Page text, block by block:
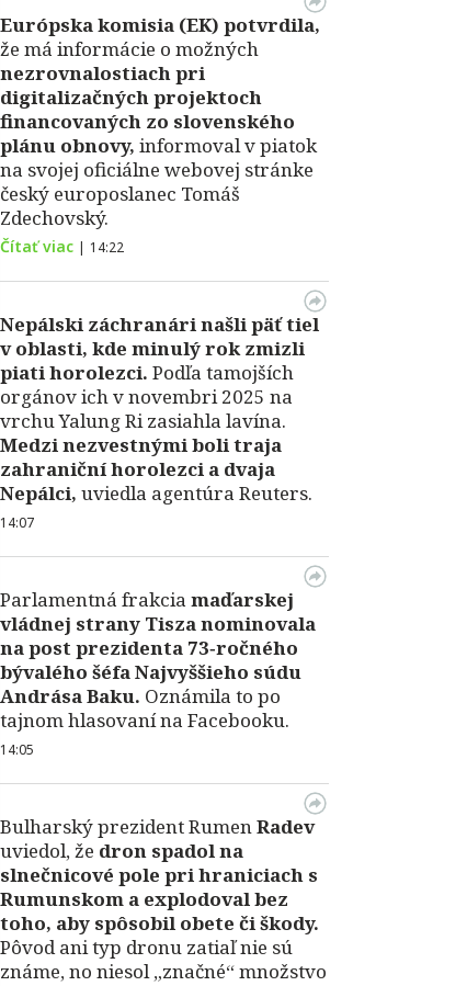
Európska komisia (EK) potvrdila,
že má informácie o možných
nezrovnalostiach pri
digitalizačných projektoch
financovaných zo slovenského
plánu obnovy, informoval v piatok
na svojej oficiálne webovej stránke
český europoslanec Tomáš
Zdechovský.
Čítať viac | 14:22
Nepálski záchranári našli päť tiel
v oblasti, kde minulý rok zmizli
piati horolezci. Podľa tamojších
orgánov ich v novembri 2025 na
vrchu Yalung Ri zasiahla lavína.
Medzi nezvestnými boli traja
zahraniční horolezci a dvaja
Nepálci, uviedla agentúra Reuters.
14:07
Parlamentná frakcia maďarskej
vládnej strany Tisza nominovala
na post prezidenta 73‑ročného
bývalého šéfa Najvyššieho súdu
Andrása Baku. Oznámila to po
tajnom hlasovaní na Facebooku.
14:05
Bulharský prezident RumenRadev
uviedol, že dron spadol na
slnečnicové pole pri hraniciach s
Rumunskom a explodoval bez
toho, aby spôsobil obete či škody.
Pôvod ani typ dronu zatiaľ nie sú
známe, no niesol „značné“ množstvo